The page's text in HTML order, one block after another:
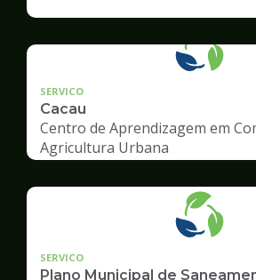
SERVICO
Cacau
Centro de Aprendizagem em
Agricultura Urbana
SERVICO
Plano Municipal de